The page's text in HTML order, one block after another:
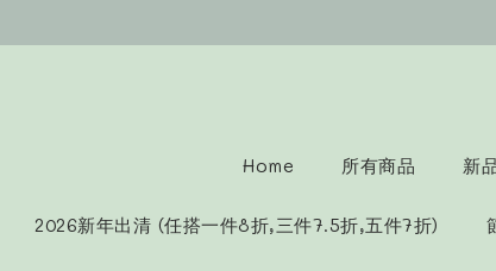
Home 所有商品 新
2026新年出清 (任搭一件8折,三件7.5折,五件7折)